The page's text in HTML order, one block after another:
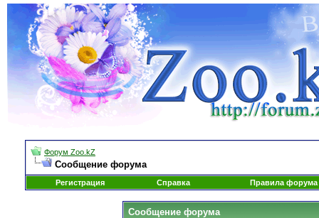
Форум Zoo.kZ
Сообщение форума
Регистрация Справка Правила форума
Сообщение форума